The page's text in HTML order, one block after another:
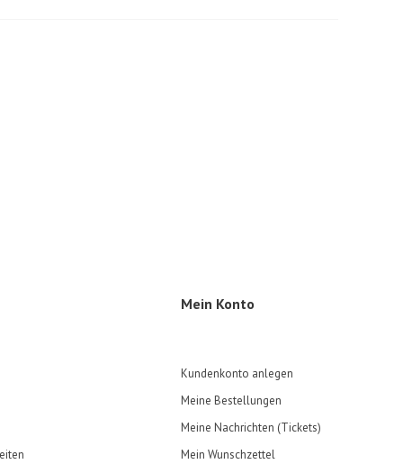
Mein Konto
Kundenkonto anlegen
Meine Bestellungen
Meine Nachrichten (Tickets)
Mein Wunschzettel